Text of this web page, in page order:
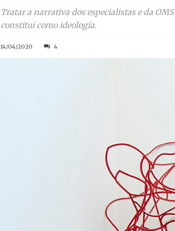
Tratar a narrativa dos especialistas e da
constitui como ideologia.
14/04/2020 4